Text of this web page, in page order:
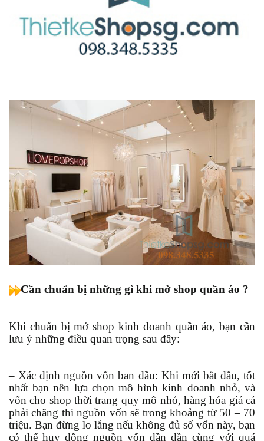
Cần chuẩn bị những gì khi mở shop quần áo ?
Khi chuẩn bị mở shop kinh doanh quần áo, bạn cần
lưu ý những điều quan trọng sau đây:
– Xác định nguồn vốn ban đầu: Khi mới bắt đầu, tốt
nhất bạn nên lựa chọn mô hình kinh doanh nhỏ, và
vốn cho shop thời trang quy mô nhỏ, hàng hóa giá cả
phải chăng thì nguồn vốn sẽ trong khoảng từ 50 – 70
triệu. Bạn đừng lo lắng nếu không đủ số vốn này, bạn
có thể huy động nguồn vốn dần dần cùng với quá